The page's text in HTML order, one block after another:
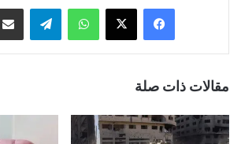
فيسبوك ‫X واتساب تيلقرام
مقالات ذات صلة